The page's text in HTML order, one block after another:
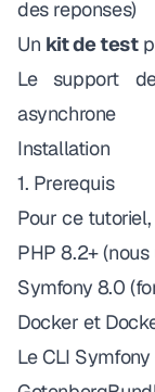
des reponses)
Un kit de test
Le support
asynchrone
Installation
1. Prerequis
Pour ce
PHP 8.2+
Symfony 8.0
Docker et
Le CLI Symfony